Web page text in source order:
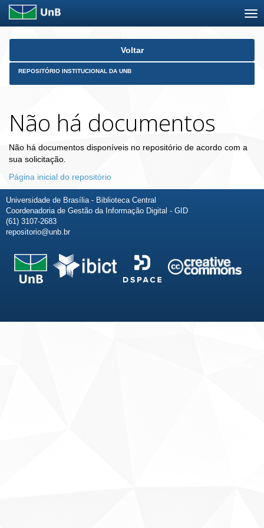
Skip
Voltar
REPOSITÓRIO INSTITUCIONAL DA UNB
Não há documentos
Não há documentos disponíveis no repositório de acordo com a
sua solicitação.
Página inicial do repositório
Universidade de Brasília - Biblioteca Central
Coordenadoria de Gestão da Informação Digital - GID
(61) 3107-2683
repositorio@unb.br